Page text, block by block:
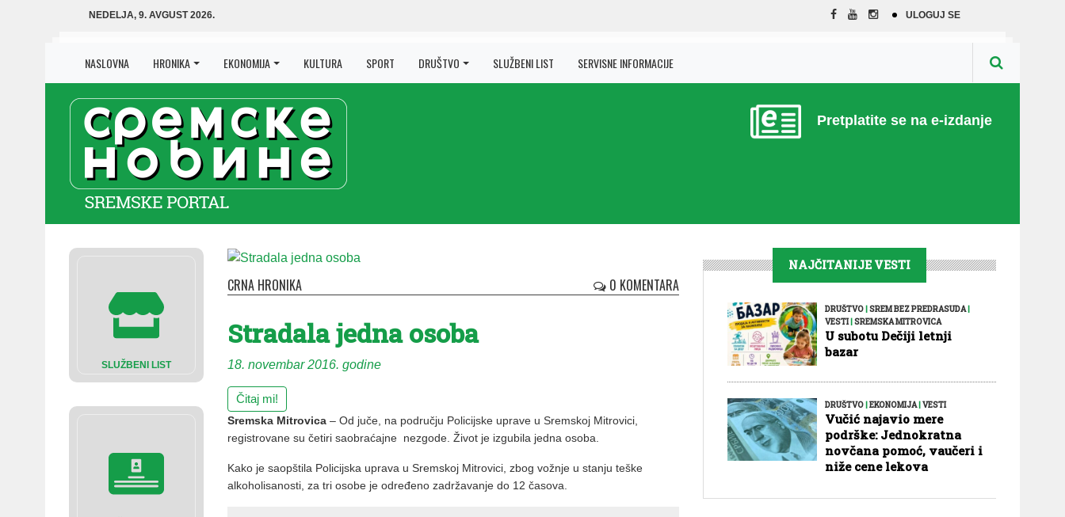
NEDELJA, 9. AVGUST 2026. ULOGUJ SE
NASLOVNA HRONIKA EKONOMIJA KULTURA SPORT DRUŠTVO SLUŽBENI LIST SERVISNE INFORMACIJE
Pretplatite se na e-izdanje
SLUŽBENI LIST
CRNA HRONIKA 0 KOMENTARA
Stradala jedna osoba
18. novembar 2016. godine
Čitaj mi!
Sremska Mitrovica – Od juče, na području Policijske uprave u Sremskoj Mitrovici,
registrovane su četiri saobraćajne nezgode. Život je izgubila jedna osoba.
Kako je saopštila Policijska uprava u Sremskoj Mitrovici, zbog vožnje u stanju teške
alkoholisanosti, za tri osobe je određeno zadržavanje do 12 časova.
NAJČITANIJE VESTI
DRUŠTVO|SREM BEZ PREDRASUDA|
VESTI|SREMSKA MITROVICA
U subotu Dečiji letnji
bazar
DRUŠTVO|EKONOMIJA|VESTI
Vučić najavio mere
podrške: Jednokratna
novčana pomoć, vaučeri i
niže cene lekova